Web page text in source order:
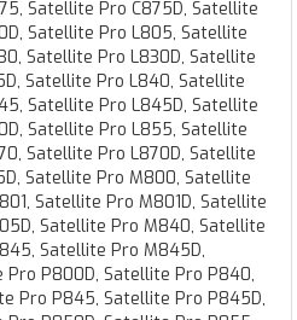
Satellite Pro C875D, Satellite
Satellite Pro L805, Satellite
Satellite Pro L830D, Satellite
Satellite Pro L840, Satellite
Satellite Pro L845D, Satellite
Satellite Pro L855, Satellite
Satellite Pro L870D, Satellite
Satellite Pro M800, Satellite
Satellite Pro M801D, Satellite
Satellite Pro M840, Satellite
Satellite Pro M845D,
P800D, Satellite Pro P840,
Pro P845, Satellite Pro P845D,